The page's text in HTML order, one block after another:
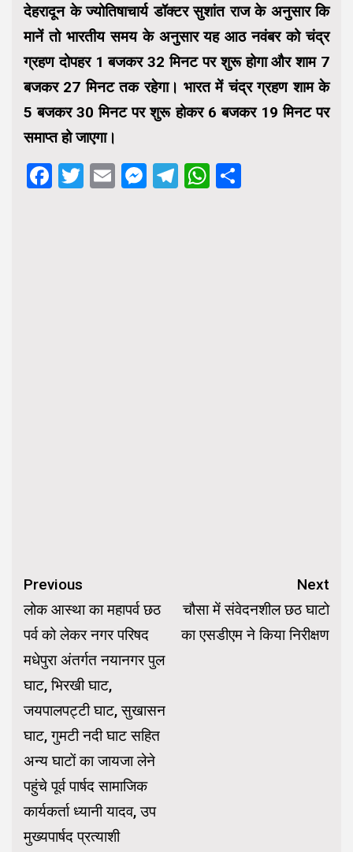
देहरादून के ज्योतिषाचार्य डॉक्‍टर सुशांत राज के अनुसार कि
मानें तो भारतीय समय के अनुसार यह आठ नवंबर को चंद्र
ग्रहण दोपहर 1 बजकर 32 मिनट पर शुरू होगा और शाम 7
बजकर 27 मिनट तक रहेगा। भारत में चंद्र ग्रहण शाम के
5 बजकर 30 मिनट पर शुरू होकर 6 बजकर 19 मिनट पर
समाप्त हो जाएगा।
Facebook
Twitter
EmailMessenger
Telegram
WhatsApp
Continue
Reading
Previous
लोक आस्था का महापर्व छठ
पर्व को लेकर नगर परिषद
मधेपुरा अंतर्गत नयानगर पुल
घाट, भिरखी घाट,
जयपालपट्टी घाट, सुखासन
घाट, गुमटी नदी घाट सहित
अन्य घाटों का जायजा लेने
पहुंचे पूर्व पार्षद सामाजिक
कार्यकर्ता ध्यानी यादव, उप
मुख्यपार्षद प्रत्याशी
Next
चौसा में संवेदनशील छठ घाटो
का एसडीएम ने किया निरीक्षण